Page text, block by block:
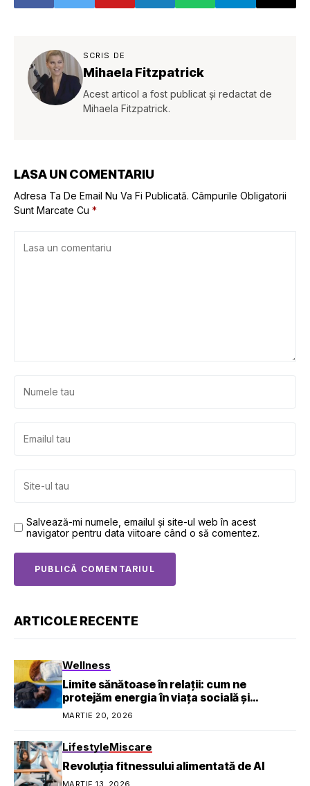
SCRIS DE
Mihaela Fitzpatrick
Acest articol a fost publicat și redactat de
Mihaela Fitzpatrick.
LASA UN COMENTARIU
Adresa Ta De Email Nu Va Fi Publicată. Câmpurile Obligatorii
Sunt Marcate Cu *
Salvează-mi numele, emailul și site-ul web în acest
navigator pentru data viitoare când o să comentez.
ARTICOLE RECENTE
Wellness
Limite sănătoase în relații: cum ne
protejăm energia în viața socială și
profesională
MARTIE 20, 2026
LifestyleMiscare
Revoluția fitnessului alimentată de AI
MARTIE 13, 2026